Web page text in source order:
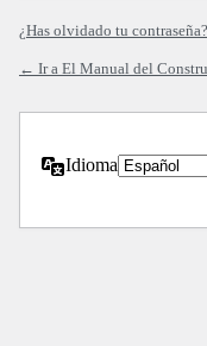
¿Has olvidado tu contraseña?
← Ir a El Manual del
Idioma